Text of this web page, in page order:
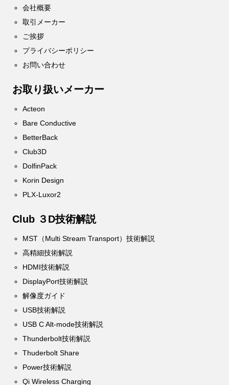
会社概要
取引メーカー
ご挨拶
プライバシーポリシー
お問い合わせ
お取り扱いメーカー
Acteon
Bare Conductive
BetterBack
Club3D
DolfinPack
Korin Design
PLX-Luxor2
Club ３D技術解説
MST（Multi Stream Transport）技術解説
高精細技術解説
HDMI技術解説
DisplayPort技術解説
解像度ガイド
USB技術解説
USB C Alt-mode技術解説
Thunderbolt技術解説
Thuderbolt Share
Power技術解説
Qi Wireless Charging